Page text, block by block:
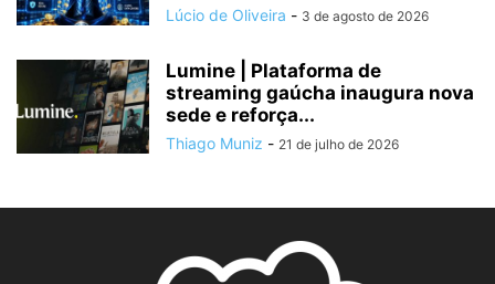
Lúcio de Oliveira - 3 de agosto de 2026
Lumine | Plataforma de
streaming gaúcha inaugura nova
sede e reforça...
Thiago Muniz - 21 de julho de 2026